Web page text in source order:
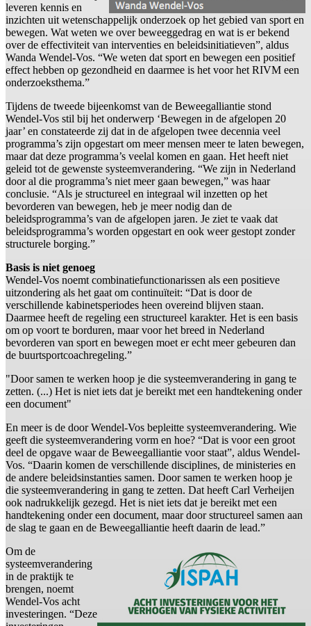
leveren kennis en
inzichten uit wetenschappelijk onderzoek op het gebied van sport en
bewegen. Wat weten we over beweeggedrag en wat is er bekend
over de effectiviteit van interventies en beleidsinitiatieven”, aldus
Wanda Wendel-Vos. “We weten dat sport en bewegen een positief
effect hebben op gezondheid en daarmee is het voor het RIVM een
onderzoeksthema.”
Tijdens de tweede bijeenkomst van de Beweegalliantie stond
Wendel-Vos stil bij het onderwerp ‘Bewegen in de afgelopen 20
jaar’ en constateerde zij dat in de afgelopen twee decennia veel
programma’s zijn opgestart om meer mensen meer te laten bewegen,
maar dat deze programma’s veelal komen en gaan. Het heeft niet
geleid tot de gewenste systeemverandering. “We zijn in Nederland
door al die programma’s niet meer gaan bewegen,” was haar
conclusie. “Als je structureel en integraal wil inzetten op het
bevorderen van bewegen, heb je meer nodig dan de
beleidsprogramma’s van de afgelopen jaren. Je ziet te vaak dat
beleidsprogramma’s worden opgestart en ook weer gestopt zonder
structurele borging.”
Basis is niet genoeg
Wendel-Vos noemt combinatiefunctionarissen als een positieve
uitzondering als het gaat om continuïteit: “Dat is door de
verschillende kabinetsperiodes heen overeind blijven staan.
Daarmee heeft de regeling een structureel karakter. Het is een basis
om op voort te borduren, maar voor het breed in Nederland
bevorderen van sport en bewegen moet er echt meer gebeuren dan
de buurtsportcoachregeling.”
"Door samen te werken hoop je die systeemverandering in gang te
zetten. (...) Het is niet iets dat je bereikt met een handtekening onder
een document"
En meer is de door Wendel-Vos bepleitte systeemverandering. Wie
geeft die systeemverandering vorm en hoe? “Dat is voor een groot
deel de opgave waar de Beweegalliantie voor staat”, aldus Wendel-
Vos. “Daarin komen de verschillende disciplines, de ministeries en
de andere beleidsinstanties samen. Door samen te werken hoop je
die systeemverandering in gang te zetten. Dat heeft Carl Verheijen
ook nadrukkelijk gezegd. Het is niet iets dat je bereikt met een
handtekening onder een document, maar door structureel samen aan
de slag te gaan en de Beweegalliantie heeft daarin de lead.”
Om de
systeemverandering
in de praktijk te
brengen, noemt
Wendel-Vos acht
investeringen. “Deze